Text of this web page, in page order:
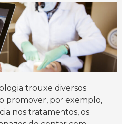
trouxe diversos
promover, por exemplo,
nos tratamentos, os